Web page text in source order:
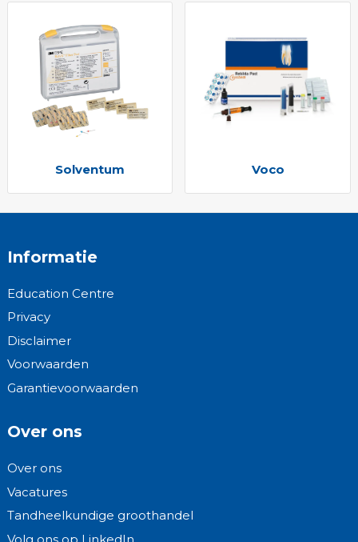
Solventum Voco
Informatie
Education Centre
Privacy
Disclaimer
Voorwaarden
Garantievoorwaarden
Over ons
Over ons
Vacatures
Tandheelkundige groothandel